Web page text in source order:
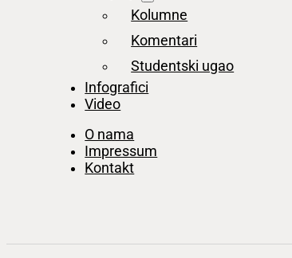
Kolumne
Komentari
Studentski ugao
Infografici
Video
O nama
Impressum
Kontakt